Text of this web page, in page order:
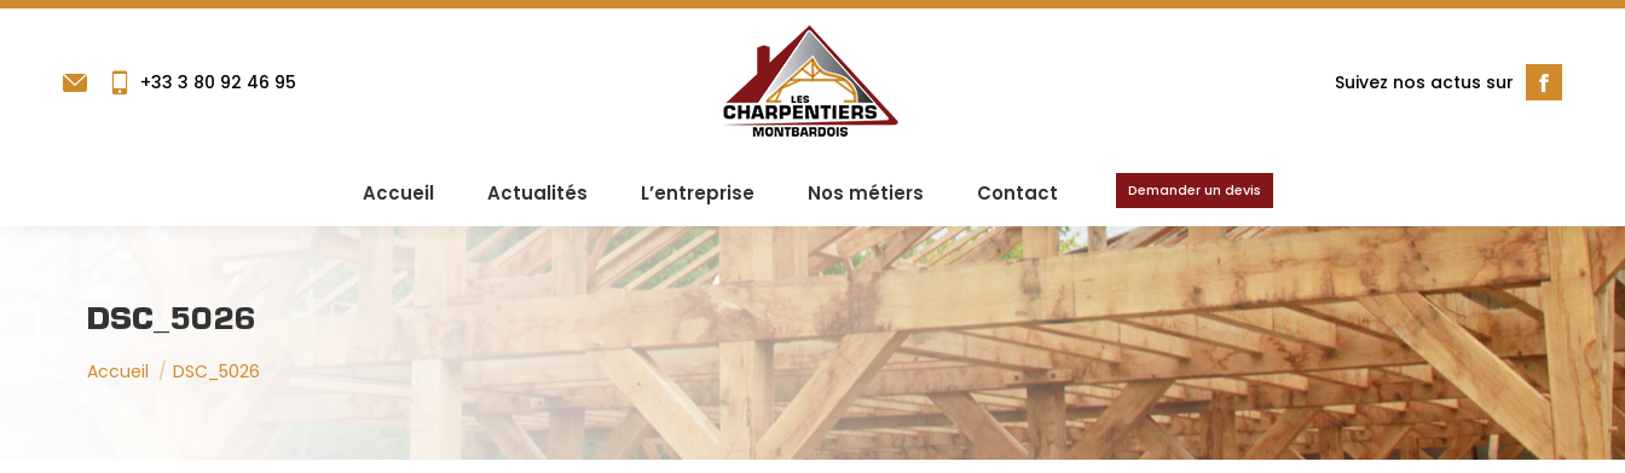
+33 3 80 92 46 95 Suivez nos actus sur
Accueil Actualités L’entreprise Nos métiers Contact Demander un devis
DSC_5026
Vous êtes ici :
Accueil DSC_5026